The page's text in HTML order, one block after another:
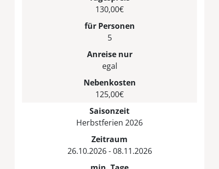
130,00€
für Personen
5
Anreise nur
egal
Nebenkosten
125,00€
Saisonzeit
Herbstferien 2026
Zeitraum
26.10.2026 - 08.11.2026